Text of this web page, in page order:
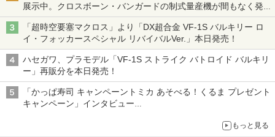
展示中。クロスボーン・バンガードの制式量産機が間もなく発送
【ガンダムベース撮り下ろし】
「超時空要塞マクロス」より「DX超合金 VF-1S バルキリー ロ
イ・フォッカースペシャル リバイバルVer.」本日発売！
ハセガワ、プラモデル「VF-1S ストライク バトロイド バルキリ
ー」再販分を本日発売！
「かっぱ寿司 キャンペーントミカ あそべる！くるま プレゼント
キャンペーン」インタビュー
もっと見る